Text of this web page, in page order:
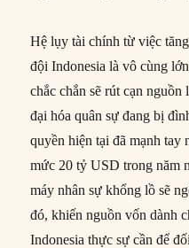
Hệ lụy tài chính từ việc
đội Indonesia là vô cùng
chắc chắn sẽ rút cạn
đại hóa quân sự đang bị
quyền hiện tại đã mạnh tay
mức 20 tỷ USD trong năm
máy nhân sự khổng lồ sẽ
đó, khiến nguồn vốn dành
Indonesia thực sự cần để